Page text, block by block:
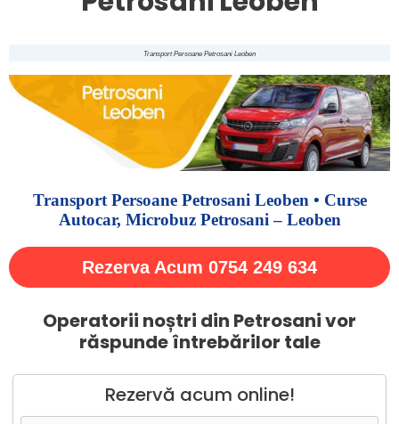
Transport Persoane Petrosani Leoben
Transport Persoane Petrosani Leoben • Curse
Autocar, Microbuz Petrosani – Leoben
Rezerva Acum 0754 249 634
Operatorii noștri din Petrosani vor
răspunde întrebărilor tale
Rezervă acum online!